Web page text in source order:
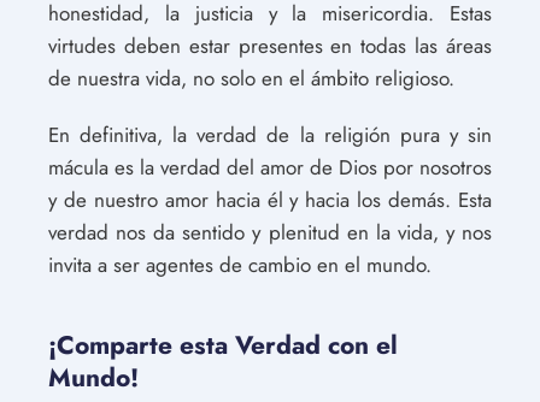
honestidad, la justicia y la misericordia. Estas
virtudes deben estar presentes en todas las áreas
de nuestra vida, no solo en el ámbito religioso.
En definitiva, la verdad de la religión pura y sin
mácula es la verdad del amor de Dios por nosotros
y de nuestro amor hacia él y hacia los demás. Esta
verdad nos da sentido y plenitud en la vida, y nos
invita a ser agentes de cambio en el mundo.
¡Comparte esta Verdad con el
Mundo!